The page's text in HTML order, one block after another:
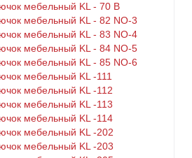
мебельный KL - 70 B
мебельный KL - 82 NO-3
мебельный KL - 83 NO-4
мебельный KL - 84 NO-5
мебельный KL - 85 NO-6
мебельный KL -111
мебельный KL -112
мебельный KL -113
мебельный KL -114
мебельный KL -202
мебельный KL -203